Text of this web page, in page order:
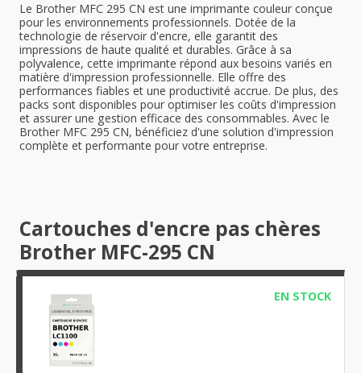
Le Brother MFC 295 CN est une imprimante couleur conçue
pour les environnements professionnels. Dotée de la
technologie de réservoir d'encre, elle garantit des
impressions de haute qualité et durables. Grâce à sa
polyvalence, cette imprimante répond aux besoins variés en
matière d'impression professionnelle. Elle offre des
performances fiables et une productivité accrue. De plus, des
packs sont disponibles pour optimiser les coûts d'impression
et assurer une gestion efficace des consommables. Avec le
Brother MFC 295 CN, bénéficiez d'une solution d'impression
complète et performante pour votre entreprise.
Cartouches d'encre pas chères
Brother MFC-295 CN
EN STOCK